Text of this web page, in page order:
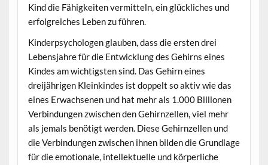
Kind die Fähigkeiten vermitteln, ein glückliches und
erfolgreiches Leben zu führen.
Kinderpsychologen glauben, dass die ersten drei
Lebensjahre für die Entwicklung des Gehirns eines
Kindes am wichtigsten sind. Das Gehirn eines
dreijährigen Kleinkindes ist doppelt so aktiv wie das
eines Erwachsenen und hat mehr als 1.000 Billionen
Verbindungen zwischen den Gehirnzellen, viel mehr
als jemals benötigt werden. Diese Gehirnzellen und
die Verbindungen zwischen ihnen bilden die Grundlage
für die emotionale, intellektuelle und körperliche